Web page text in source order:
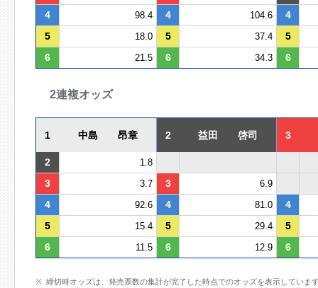
4
98.4 4 104.6
4
5
18.0 5 37.4
5
6
21.5 6 34.3 6
2連複オッズ
1 中島 昂章 2 益田 啓司 3
2 1.8
3 3.7 3 6.9
4 92.6 4 81.0
4
5
15.4 5 29.4
5
6
11.5 6 12.9 6
締切時オッズは、発売票数の集計が完了した時点でのオッズを表示していま